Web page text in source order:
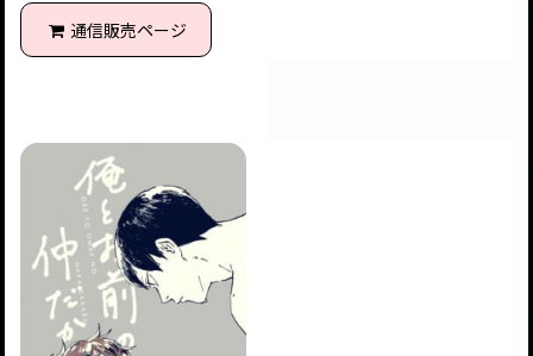
通信販売ページ